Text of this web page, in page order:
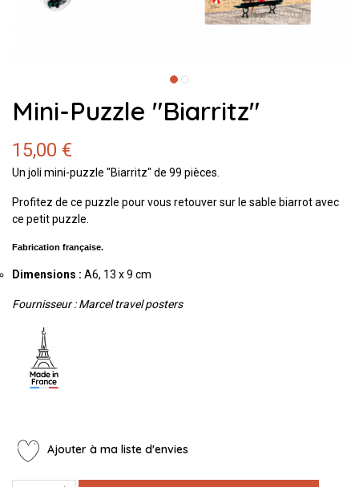
Mini-Puzzle "Biarritz"
15,00 €
Un joli mini-puzzle "Biarritz" de 99 pièces.
Profitez de ce puzzle pour vous retouver sur le sable biarrot avec
ce petit puzzle.
Fabrication française.
Dimensions : A6, 13 x 9 cm
Fournisseur : Marcel travel posters
Ajouter à ma liste d'envies